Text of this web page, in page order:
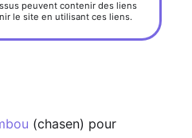
peuvent contenir des liens
le site en utilisant ces liens.
(chasen) pour